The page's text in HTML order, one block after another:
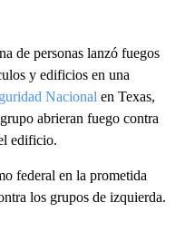
de personas lanzó fuegos
y edificios en una
Nacional en Texas,
abrieran fuego contra
edificio.
federal en la prometida
los grupos de izquierda.